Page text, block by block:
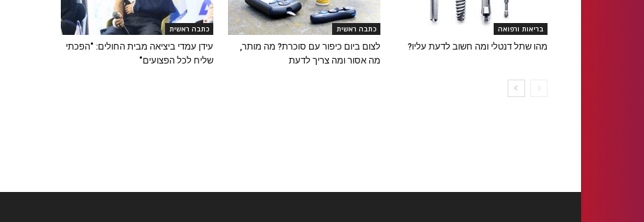
בריאות ורפואה
מהו שתל דנטלי ומה חשוב לדעת עליו?
כתבה ראשית
לצום ביום כיפור עם סוכרת? מה מותר,
מה אסור ומה צריך לדעת
כתבה ראשית
עידן עמדי ביציאה מבית החולים: "הפכתי
שליח לכל הפצועים"